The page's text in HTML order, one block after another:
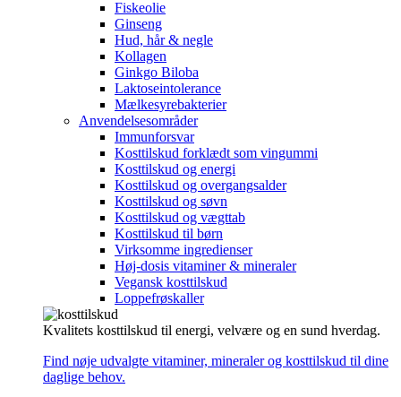
Fiskeolie
Ginseng
Hud, hår & negle
Kollagen
Ginkgo Biloba
Laktoseintolerance
Mælkesyrebakterier
Anvendelsesområder
Immunforsvar
Kosttilskud forklædt som vingummi
Kosttilskud og energi
Kosttilskud og overgangsalder
Kosttilskud og søvn
Kosttilskud og vægttab
Kosttilskud til børn
Virksomme ingredienser
Høj-dosis vitaminer & mineraler
Vegansk kosttilskud
Loppefrøskaller
Kvalitets kosttilskud til energi, velvære og en sund hverdag.
Find nøje udvalgte vitaminer, mineraler og kosttilskud til dine
daglige behov.